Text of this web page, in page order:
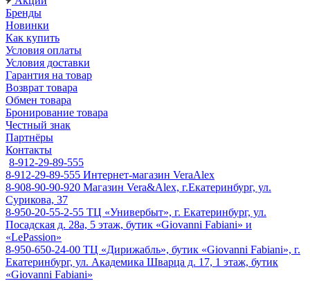
Бренды
Новинки
Как купить
Условия оплаты
Условия доставки
Гарантия на товар
Возврат товара
Обмен товара
Бронирование товара
Честный знак
Партнёры
Контакты
8-912-29-89-555
8-912-29-89-555 Интернет-магазин VeraAlex
8-908-90-90-920 Магазин Vera&Alex, г.Екатеринбург, ул.
Сурикова, 37
8-950-20-55-2-55 ТЦ «Универбыт», г. Екатеринбург, ул.
Посадская д. 28а, 5 этаж, бутик «Giovanni Fabiani» и
«LePassion»
8-950-650-24-00 ТЦ «Дирижабль», бутик «Giovanni Fabiani», г.
Екатеринбург, ул. Академика Шварца д. 17, 1 этаж, бутик
«Giovanni Fabiani»